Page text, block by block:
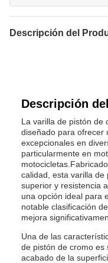
Descripción del
Descripción
La varilla de pistón de
diseñado para ofrecer
excepcionales en
particularmente en
calidad, esta varilla de
superior y resistencia
una opción ideal para
notable clasificación
mejora
Una de las
de pistón de cromo es
acabado de la